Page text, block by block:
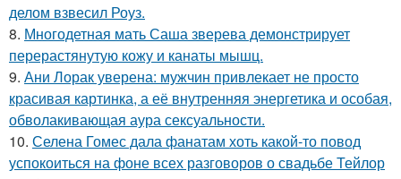
делом взвесил Роуз.
8. Многодетная мать Саша зверева демонстрирует
перерастянутую кожу и канаты мышц.
9. Ани Лорак уверена: мужчин привлекает не просто
красивая картинка, а её внутренняя энергетика и особая,
обволакивающая аура сексуальности.
10. Селена Гомес дала фанатам хоть какой-то повод
успокоиться на фоне всех разговоров о свадьбе Тейлор